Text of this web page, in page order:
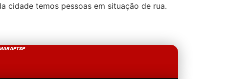
cidade temos pessoas em situação de rua.